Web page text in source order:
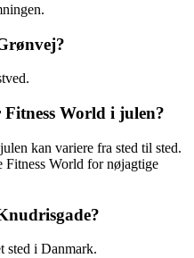
World i julen?
kan variere fra sted til sted.
Fitness World for nøjagtige
sted i Danmark.